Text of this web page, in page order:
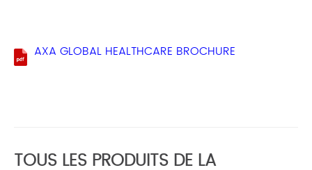
AXA GLOBAL HEALTHCARE BROCHURE
TOUS LES PRODUITS DE LA